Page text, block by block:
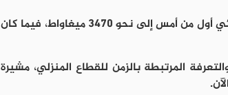
وبحسب أرقام شركة الكهرباء الوطنية، وصل الحمل الكهربائي أول من أمس إلى نحو 3470 ميغاواط، فيما كان
المرتبطة بالزمن للقطاع المنزلي، مشيرة